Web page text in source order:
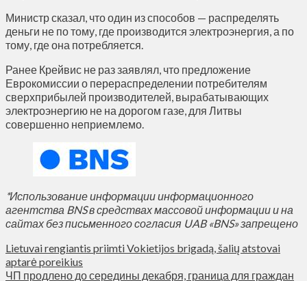
Министр сказал, что один из способов — распределять
деньги не по тому, где производится электроэнергия, а по
тому, где она потребляется.
Ранее Крейвис не раз заявлял, что предложение
Еврокомиссии о перераспределении потребителям
сверхприбылей производителей, вырабатывающих
электроэнергию не на дорогом газе, для Литвы
совершенно неприемлемо.
*Использование информации информационного
агентства BNS в средствах массовой информации и на
сайтах без письменного согласия UAB «BNS» запрещено
Lietuvai rengiantis priimti Vokietijos brigadą, šalių atstovai
aptarė poreikius
ЧП продлено до середины декабря, граница для граждан